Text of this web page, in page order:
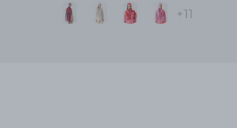
+11